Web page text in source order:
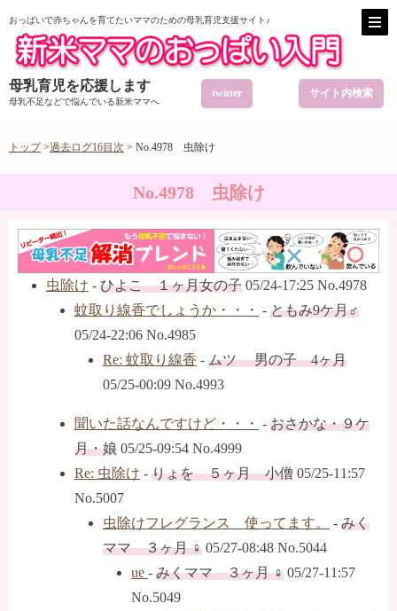
おっぱいで赤ちゃんを育てたいママのための母乳育児支援サイト♪
母乳育児を応援します
母乳不足などで悩んでいる新米ママへ
twitter サイト内検索
トップ>過去ログ16目次 > No.4978 虫除け
No.4978 虫除け
虫除け - ひよこ １ヶ月女の子 05/24-17:25 No.4978
蚊取り線香でしょうか・・・ - ともみ9ケ月♂
05/24-22:06 No.4985
Re: 蚊取り線香 - ムツ 男の子 4ヶ月
05/25-00:09 No.4993
聞いた話なんですけど・・・ - おさかな・９ケ
月・娘 05/25-09:54 No.4999
Re: 虫除け - りょを ５ヶ月 小僧 05/25-11:57
No.5007
虫除けフレグランス 使ってます。
- みく
ママ ３ヶ月 ♀ 05/27-08:48 No.5044
ue - みくママ ３ヶ月 ♀ 05/27-11:57
No.5049